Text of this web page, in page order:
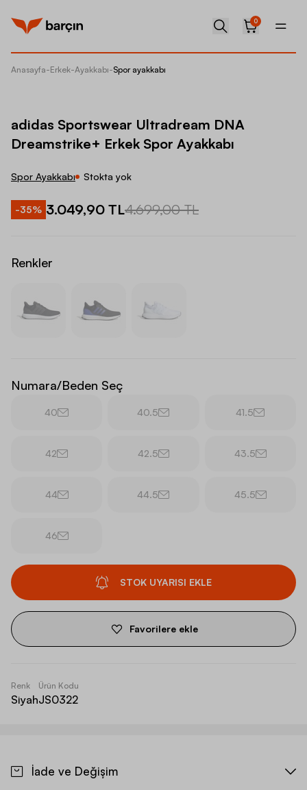
0
Anasayfa-Erkek-Ayakkabı-Spor ayakkabı
adidas Sportswear Ultradream DNA
Dreamstrike+ Erkek Spor Ayakkabı
Spor Ayakkabı Stokta yok
-35% 3.049,90 TL4.699,00 TL
Renkler
Numara/Beden Seç
40 40.5 41.5
42 42.5 43.5
44 44.5 45.5
46
STOK UYARISI EKLE
Favorilere ekle
Renk
Siyah
Ürün Kodu
JS0322
İade ve Değişim